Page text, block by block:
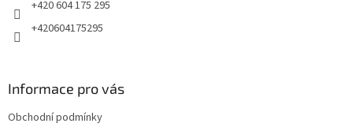
+420 604 175 295
+420604175295
Informace pro vás
Obchodní podmínky